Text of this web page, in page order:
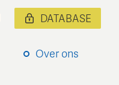
Over ons
DATABASE